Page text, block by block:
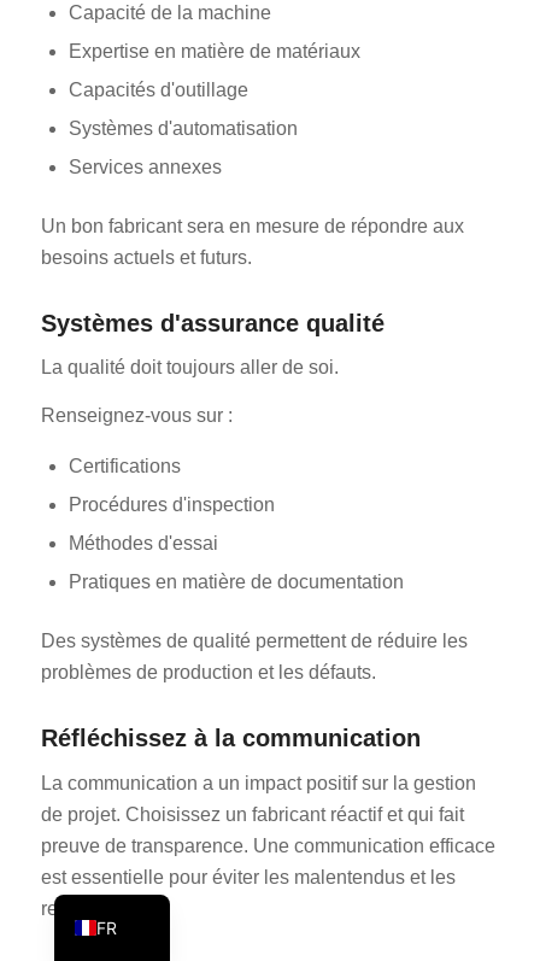
Capacité de la machine
Expertise en matière de matériaux
Capacités d'outillage
Systèmes d'automatisation
Services annexes
Un bon fabricant sera en mesure de répondre aux
besoins actuels et futurs.
Systèmes d'assurance qualité
La qualité doit toujours aller de soi.
Renseignez-vous sur :
Certifications
Procédures d'inspection
Méthodes d'essai
Pratiques en matière de documentation
Des systèmes de qualité permettent de réduire les
problèmes de production et les défauts.
Réfléchissez à la communication
La communication a un impact positif sur la gestion
de projet. Choisissez un fabricant réactif et qui fait
preuve de transparence. Une communication efficace
est essentielle pour éviter les malentendus et les
retards.
FR
EN
IT
DE
NL
TR
ES
CS
DA
FI
EL
HU
RO
ES_MX